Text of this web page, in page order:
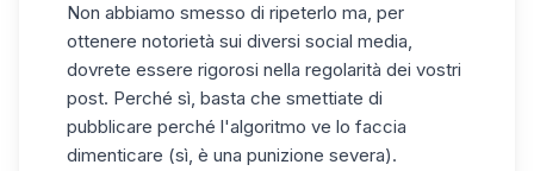
Non abbiamo smesso di ripeterlo ma, per
ottenere notorietà sui diversi social media,
dovrete essere rigorosi nella regolarità dei vostri
post. Perché sì, basta che smettiate di
pubblicare perché l'algoritmo ve lo faccia
dimenticare (sì, è una punizione severa).